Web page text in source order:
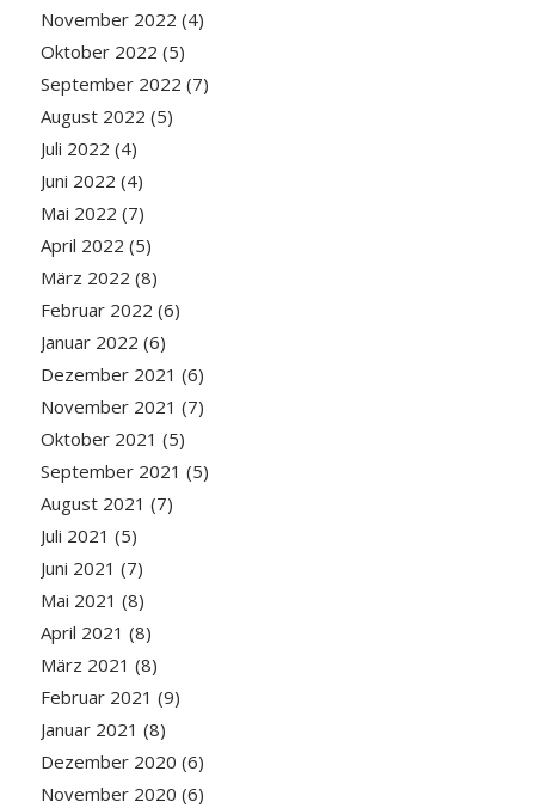
November 2022 (4)
Oktober 2022 (5)
September 2022 (7)
August 2022 (5)
Juli 2022 (4)
Juni 2022 (4)
Mai 2022 (7)
April 2022 (5)
März 2022 (8)
Februar 2022 (6)
Januar 2022 (6)
Dezember 2021 (6)
November 2021 (7)
Oktober 2021 (5)
September 2021 (5)
August 2021 (7)
Juli 2021 (5)
Juni 2021 (7)
Mai 2021 (8)
April 2021 (8)
März 2021 (8)
Februar 2021 (9)
Januar 2021 (8)
Dezember 2020 (6)
November 2020 (6)